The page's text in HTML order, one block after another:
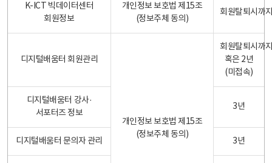
K-ICT 빅데이터센터
회원정보
개인정보 보호법 제15조
(정보주체 동의)
회원탈퇴시까
디지털배움터 회원관리
개인정보 보호법 제15조
(정보주체 동의)
회원탈퇴시까
혹은 2년
(미접속)
디지털배움터 강사·
서포터즈 정보
3년
디지털배움터 문의자 관리 3년